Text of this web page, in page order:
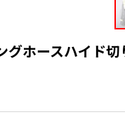
ホースハイド